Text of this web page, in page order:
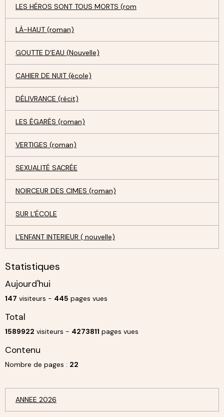
LES HÉROS SONT TOUS MORTS (rom
LÀ-HAUT (roman)
GOUTTE D'EAU (Nouvelle)
CAHIER DE NUIT (école)
DÉLIVRANCE (récit)
LES ÉGARÉS (roman)
VERTIGES (roman)
SEXUALITÉ SACRÉE
NOIRCEUR DES CIMES (roman)
SUR L'ÉCOLE
L'ENFANT INTERIEUR ( nouvelle)
Statistiques
Aujourd'hui
147 visiteurs - 445 pages vues
Total
1589922 visiteurs - 4273811 pages vues
Contenu
Nombre de pages : 22
ANNEE 2026